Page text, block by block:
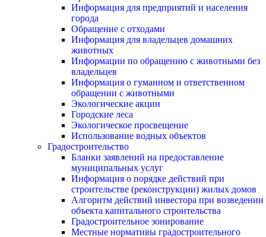
Информация для предприятий и населения
города
Обращение с отходами
Информация для владельцев домашних
животных
Информации по обращению с животными без
владельцев
Информация о гуманном и ответственном
обращении с животными
Экологические акции
Городские леса
Экологическое просвещение
Использование водных объектов
Градостроительство
Бланки заявлений на предоставление
муниципальных услуг
Информация о порядке действий при
строительстве (реконструкции) жилых домов
Алгоритм действий инвестора при возведении
объекта капитального строительства
Градостроительное зонирование
Местные нормативы градостроительного